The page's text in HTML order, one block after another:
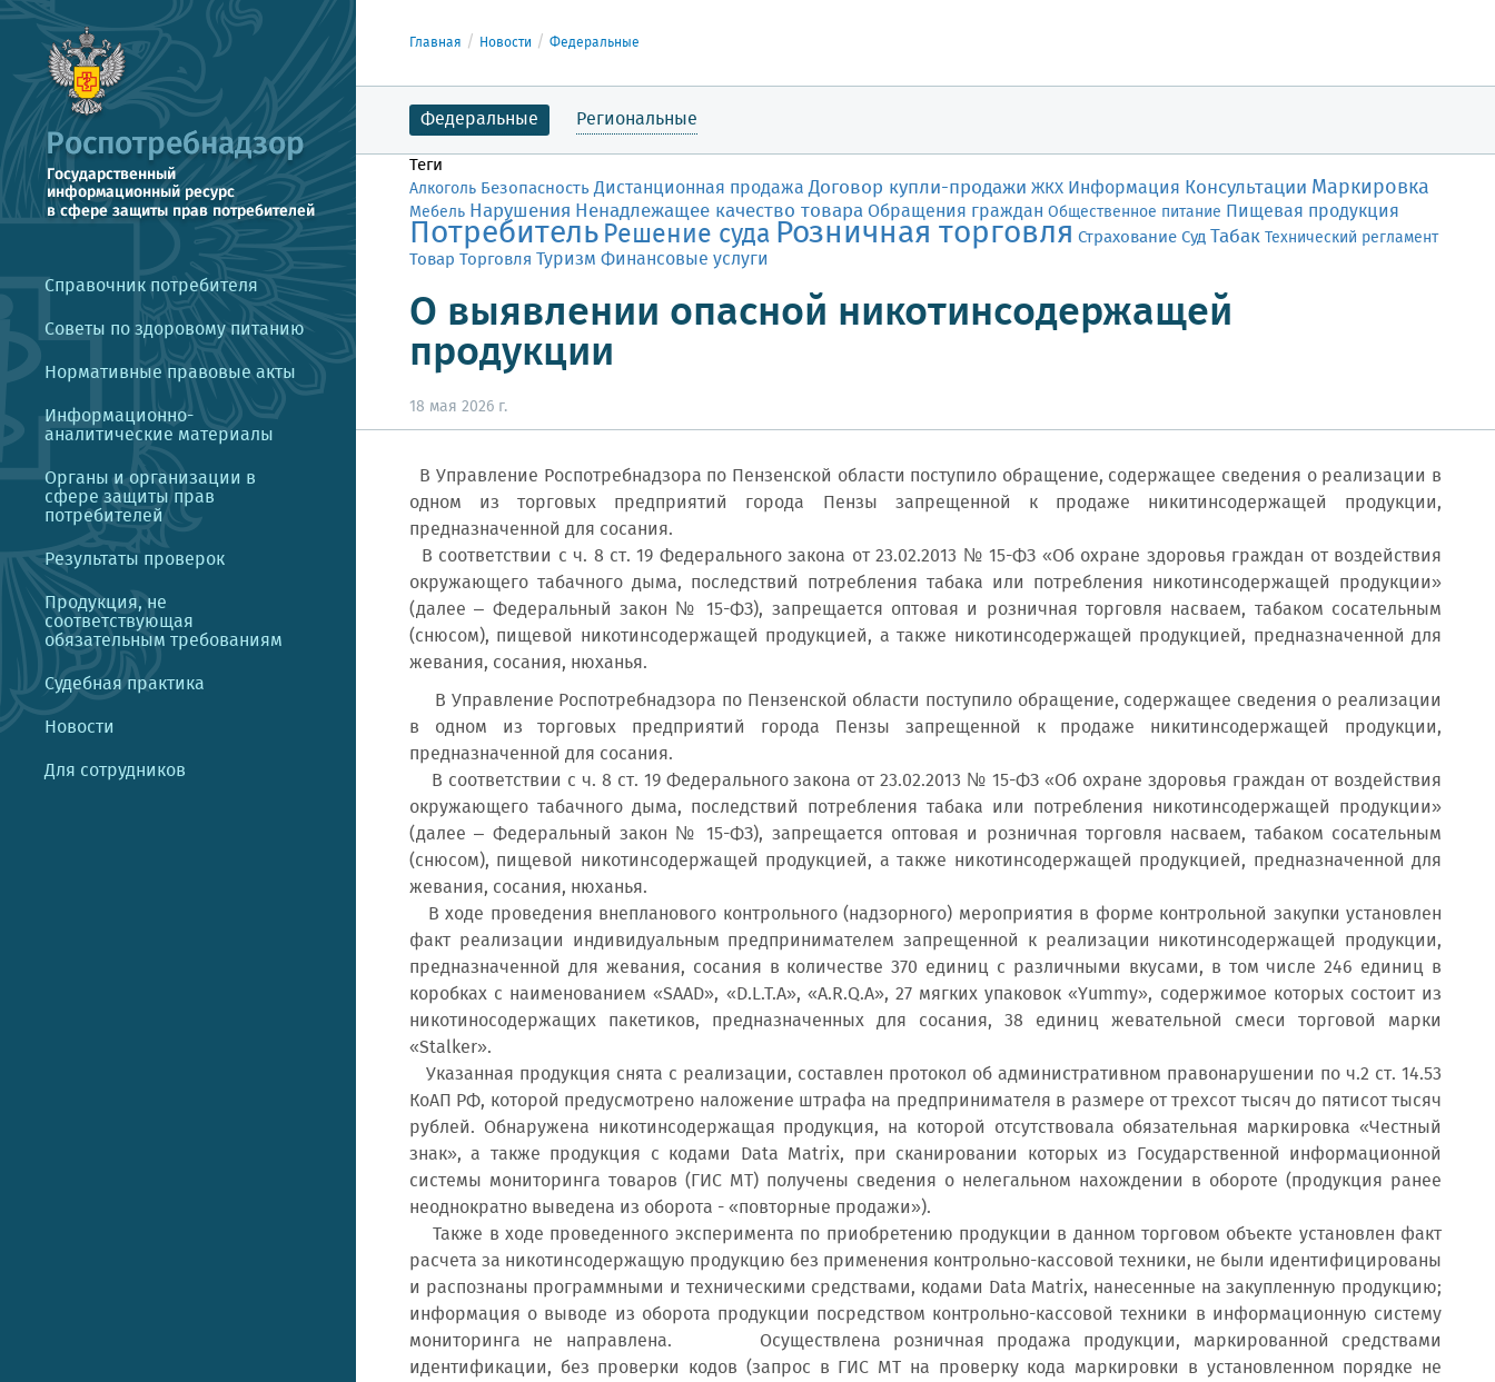
Справочник потребителя
Советы по здоровому питанию
Нормативные правовые акты
Информационно-
аналитические материалы
Органы и организации в
сфере защиты прав
потребителей
Результаты проверок
Продукция, не
соответствующая
обязательным требованиям
Судебная практика
Новости
Для сотрудников
Главная Новости Федеральные
Федеральные Региональные
Теги
Алкоголь БезопасностьДистанционная продажа Договор купли-продажи ЖКХ Информация Консультации Маркировка
Мебель Нарушения Ненадлежащее качество товара Обращения граждан Общественное питание Пищевая продукция
ПотребительРешение суда Розничная торговля СтрахованиеСудТабакТехнический регламент
Товар Торговля Туризм Финансовые услуги
О выявлении опасной никотинсодержащей
продукции
18 мая 2026 г.
В Управление Роспотребнадзора по Пензенской области поступило обращение, содержащее сведения о реализации в
одном из торговых предприятий города Пензы запрещенной к продаже никитинсодержащей продукции,
предназначенной для сосания.
В соответствии с ч. 8 ст. 19 Федерального закона от 23.02.2013 № 15-ФЗ «Об охране здоровья граждан от воздействия
окружающего табачного дыма, последствий потребления табака или потребления никотинсодержащей продукции»
(далее – Федеральный закон № 15-ФЗ), запрещается оптовая и розничная торговля насваем, табаком сосательным
(снюсом), пищевой никотинсодержащей продукцией, а также никотинсодержащей продукцией, предназначенной для
жевания, сосания, нюханья.
В Управление Роспотребнадзора по Пензенской области поступило обращение, содержащее сведения о реализации
в одном из торговых предприятий города Пензы запрещенной к продаже никитинсодержащей продукции,
предназначенной для сосания.
В соответствии с ч. 8 ст. 19 Федерального закона от 23.02.2013 № 15-ФЗ «Об охране здоровья граждан от воздействия
окружающего табачного дыма, последствий потребления табака или потребления никотинсодержащей продукции»
(далее – Федеральный закон № 15-ФЗ), запрещается оптовая и розничная торговля насваем, табаком сосательным
(снюсом), пищевой никотинсодержащей продукцией, а также никотинсодержащей продукцией, предназначенной для
жевания, сосания, нюханья.
В ходе проведения внепланового контрольного (надзорного) мероприятия в форме контрольной закупки установлен
факт реализации индивидуальным предпринимателем запрещенной к реализации никотинсодержащей продукции,
предназначенной для жевания, сосания в количестве 370 единиц с различными вкусами, в том числе 246 единиц в
коробках с наименованием «SAAD», «D.L.T.A», «A.R.Q.A», 27 мягких упаковок «Yummy», содержимое которых состоит из
никотиносодержащих пакетиков, предназначенных для сосания, 38 единиц жевательной смеси торговой марки
«Stalker».
Указанная продукция снята с реализации, составлен протокол об административном правонарушении по ч.2 ст. 14.53
КоАП РФ, которой предусмотрено наложение штрафа на предпринимателя в размере от трехсот тысяч до пятисот тысяч
рублей. Обнаружена никотинсодержащая продукция, на которой отсутствовала обязательная маркировка «Честный
знак», а также продукция с кодами Data Matrix, при сканировании которых из Государственной информационной
системы мониторинга товаров (ГИС МТ) получены сведения о нелегальном нахождении в обороте (продукция ранее
неоднократно выведена из оборота - «повторные продажи»).
Также в ходе проведенного эксперимента по приобретению продукции в данном торговом объекте установлен факт
расчета за никотинсодержащую продукцию без применения контрольно-кассовой техники, не были идентифицированы
и распознаны программными и техническими средствами, кодами Data Matrix, нанесенные на закупленную продукцию;
информация о выводе из оборота продукции посредством контрольно-кассовой техники в информационную систему
мониторинга не направлена. Осуществлена розничная продажа продукции, маркированной средствами
идентификации, без проверки кодов (запрос в ГИС МТ на проверку кода маркировки в установленном порядке не